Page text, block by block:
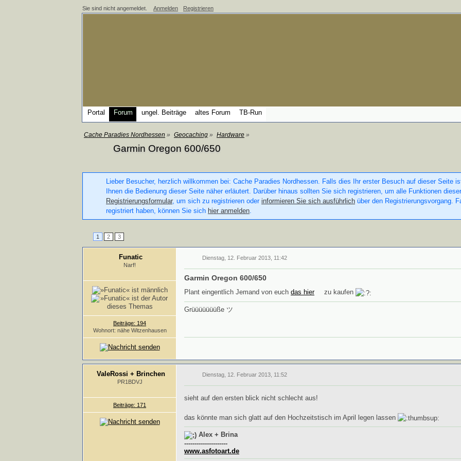
Sie sind nicht angemeldet. Anmelden Registrieren
Portal Forum ungel. Beiträge altes Forum TB-Run
Cache Paradies Nordhessen » Geocaching » Hardware »
Garmin Oregon 600/650
Lieber Besucher, herzlich willkommen bei: Cache Paradies Nordhessen. Falls dies Ihr erster Besuch auf dieser Seite
Ihnen die Bedienung dieser Seite näher erläutert. Darüber hinaus sollten Sie sich registrieren, um alle Funktionen
Registrierungsformular, um sich zu registrieren oder informieren Sie sich ausführlich über den Registrierungsvorgang.
registriert haben, können Sie sich hier anmelden.
1 2 3
Funatic
Narf!
Beiträge: 194
Wohnort: nähe Witzenhausen
Dienstag, 12. Februar 2013, 11:42
Garmin Oregon 600/650
Plant eingentlich Jemand von euch das hier zu kaufen
Grüüüüüüüße ツ
ValeRossi + Brinchen
PR1BDVJ
Beiträge: 171
Dienstag, 12. Februar 2013, 11:52
sieht auf den ersten blick nicht schlecht aus!
das könnte man sich glatt auf den Hochzeitstisch im April legen lassen
Alex + Brina
---------------------
www.asfotoart.de